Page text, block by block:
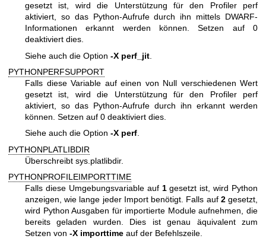
gesetzt ist, wird die Unterstützung für den Profiler perf
aktiviert, so das Python-Aufrufe durch ihn mittels DWARF-
Informationen erkannt werden können. Setzen auf 0
deaktiviert dies.
Siehe auch die Option -X perf_jit
PYTHONPERFSUPPORT
Falls diese Variable auf einen von Null verschiedenen Wert
gesetzt ist, wird die Unterstützung für den Profiler perf
aktiviert, so das Python-Aufrufe durch ihn erkannt werden
können. Setzen auf 0 deaktiviert dies.
Siehe auch die Option -X perf.
PYTHONPLATLIBDIR
Überschreibt sys.platlibdir.
PYTHONPROFILEIMPORTTIME
Falls diese Umgebungsvariable auf 1gesetzt ist, wird Python
anzeigen, wie lange jeder Import benötigt. Falls auf 2gesetzt,
wird Python Ausgaben für importierte Module aufnehmen, die
bereits geladen wurden. Dies ist genau äquivalent zum
Setzen von -X importtime auf der Befehlszeile.